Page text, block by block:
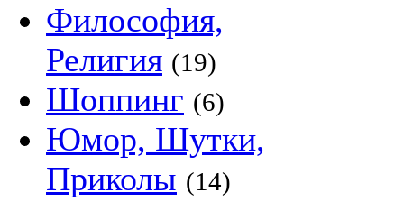
Философия,
Религия (19)
Шоппинг (6)
Юмор, Шутки,
Приколы (14)